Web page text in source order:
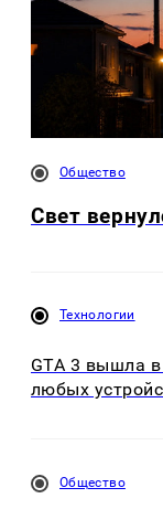
Общество
Свет
Технологии
GTA 3 вышла в
любых
Общество